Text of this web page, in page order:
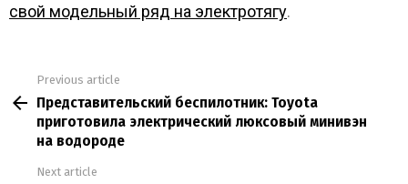
свой модельный ряд на электротягу.
more
Previous article
Представительский беспилотник: Toyota
приготовила электрический люксовый минивэн
на водороде
Next article